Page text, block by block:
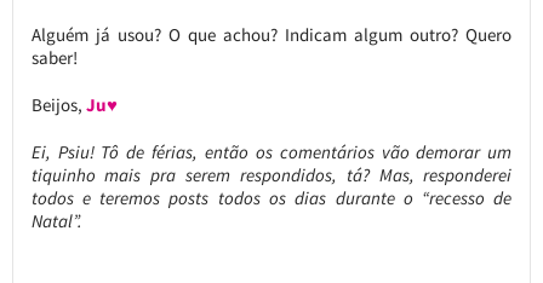
Alguém já usou? O que achou? Indicam algum outro? Quero
saber!
Beijos, Ju♥
Ei, Psiu! Tô de férias, então os comentários vão demorar um
tiquinho mais pra serem respondidos, tá? Mas, responderei
todos e teremos posts todos os dias durante o “recesso de
Natal”.